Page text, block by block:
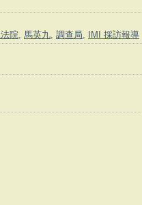
院 馬英九 調查局 IMI 採訪報導